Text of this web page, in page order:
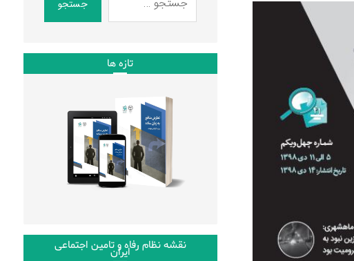
جستجو
تازه ها
نقشه نظام رفاه و تامین اجتماعی
ایران